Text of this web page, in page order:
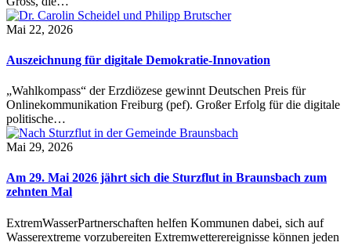
Mai 22, 2026
Auszeichnung für digitale Demokratie-Innovation
„Wahlkompass“ der Erzdiözese gewinnt Deutschen Preis für
Onlinekommunikation Freiburg (pef). Großer Erfolg für die digitale
politische…
Mai 29, 2026
Am 29. Mai 2026 jährt sich die Sturzflut in Braunsbach zum
zehnten Mal
ExtremWasserPartnerschaften helfen Kommunen dabei, sich auf
Wasserextreme vorzubereiten Extremwetterereignisse können jeden